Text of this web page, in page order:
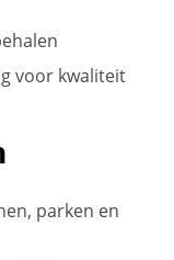
voor kwaliteit
parken en